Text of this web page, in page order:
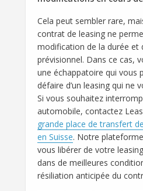
Cela peut sembler rare,
contrat de leasing ne
modification de la durée et
prévisionnel. Dans ce cas,
une échappatoire qui vous
défaire d’un leasing qui ne
Si vous souhaitez
automobile, contactez
grande place de transfert
en Suisse. Notre
vous libérer de votre
dans de meilleures
résiliation anticipée du